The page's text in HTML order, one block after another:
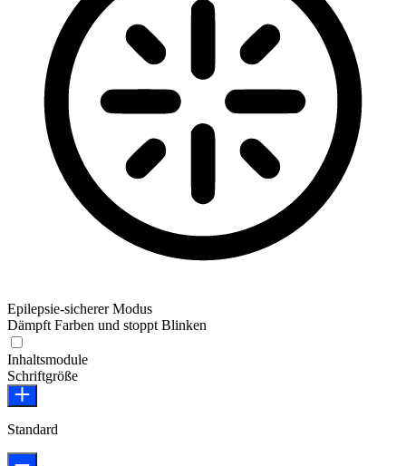
Epilepsie-sicherer Modus
Dämpft Farben und stoppt Blinken
Inhaltsmodule
Schriftgröße
Standard